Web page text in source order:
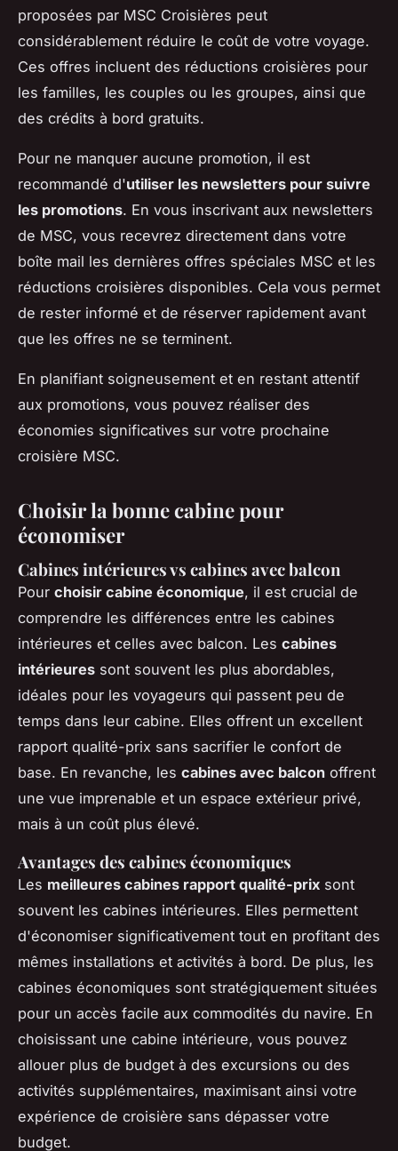
proposées par MSC Croisières peut
considérablement réduire le coût de votre voyage.
Ces offres incluent des réductions croisières pour
les familles, les couples ou les groupes, ainsi que
des crédits à bord gratuits.
Pour ne manquer aucune promotion, il est
recommandé d'utiliser les newsletters pour suivre
les promotions. En vous inscrivant aux newsletters
de MSC, vous recevrez directement dans votre
boîte mail les dernières offres spéciales MSC et les
réductions croisières disponibles. Cela vous permet
de rester informé et de réserver rapidement avant
que les offres ne se terminent.
En planifiant soigneusement et en restant attentif
aux promotions, vous pouvez réaliser des
économies significatives sur votre prochaine
croisière MSC.
Choisir la bonne cabine pour
économiser
Cabines intérieures vs cabines avec balcon
Pour choisir cabine économique, il est crucial de
comprendre les différences entre les cabines
intérieures et celles avec balcon. Les cabines
intérieures sont souvent les plus abordables,
idéales pour les voyageurs qui passent peu de
temps dans leur cabine. Elles offrent un excellent
rapport qualité-prix sans sacrifier le confort de
base. En revanche, les cabines avec balcon offrent
une vue imprenable et un espace extérieur privé,
mais à un coût plus élevé.
Avantages des cabines économiques
Les meilleures cabines rapport qualité-prix sont
souvent les cabines intérieures. Elles permettent
d'économiser significativement tout en profitant des
mêmes installations et activités à bord. De plus, les
cabines économiques sont stratégiquement situées
pour un accès facile aux commodités du navire. En
choisissant une cabine intérieure, vous pouvez
allouer plus de budget à des excursions ou des
activités supplémentaires, maximisant ainsi votre
expérience de croisière sans dépasser votre
budget.